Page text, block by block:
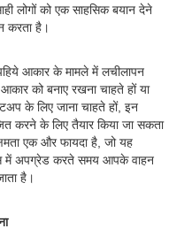
लोगों को एक साहसिक बयान देने
करता है।
आकार के मामले में लचीलापन
को बनाए रखना चाहते हों या
के लिए जाना चाहते हों, इन
करने के लिए तैयार किया जा सकता
एक और फायदा है, जो यह
में अपग्रेड करते समय आपके वाहन
है।